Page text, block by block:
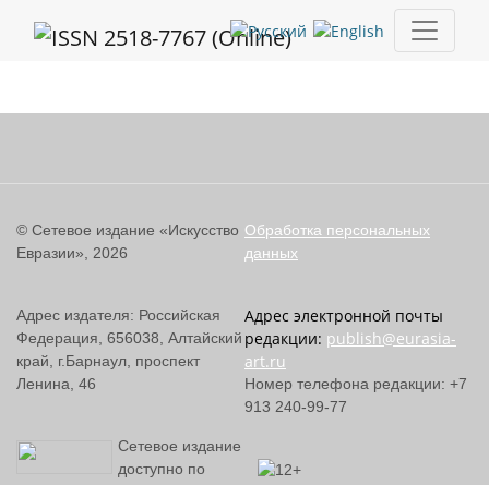
Цикл работ Х.В. Савкуева по произведениям Л.Н. Толстого
© Сетевое издание «Искусство
Евразии», 2026
Адрес издателя: Российская
Федерация, 656038, Алтайский
край, г.Барнаул, проспект
Ленина, 46
Сетевое издание
доступно по
Обработка персональных
данных
Адрес электронной почты
редакции: publish@eurasia-
art.ru
Номер телефона редакции: +7
913 240-99-77